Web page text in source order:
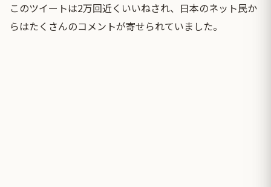
このツイートは2万回近くいいねされ、日本のネット民か
らはたくさんのコメントが寄せられていました。